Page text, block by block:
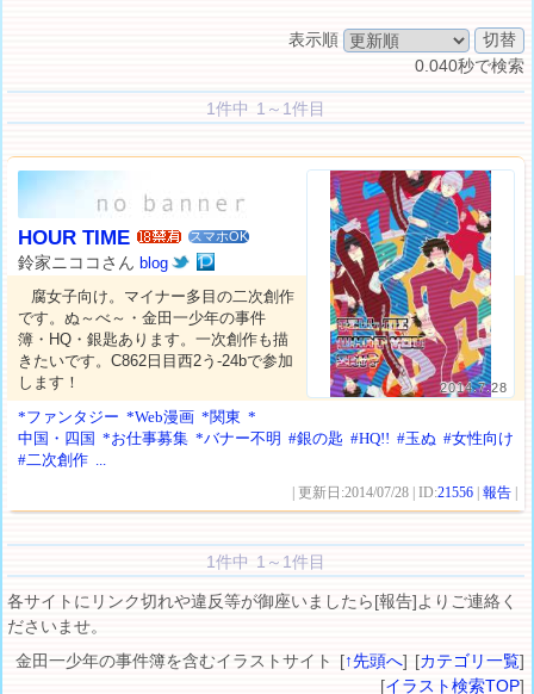
表示順
0.040秒で検索
1件中 1～1件目
2014.7.28
HOUR TIME スマホOK
鈴家ニココさんblog
腐女子向け。マイナー多目の二次創作
です。ぬ～べ～・金田一少年の事件
簿・HQ・銀匙あります。一次創作も描
きたいです。C862日目西2う-24bで参加
します！
*ファンタジー *Web漫画 *関東 *
中国・四国 *お仕事募集 *バナー不明 #銀の匙 #HQ!! #玉ぬ #女性向け
#二次創作 ...
| 更新日:2014/07/28 | ID:21556 |報告
1件中 1～1件目
各サイトにリンク切れや違反等が御座いましたら[報告]よりご連絡く
ださいませ。
金田一少年の事件簿を含むイラストサイト [↑先頭へ] [カテゴリ一覧]
[イラスト検索TOP]